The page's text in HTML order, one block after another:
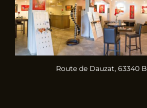
Route de Dauzat, 63340